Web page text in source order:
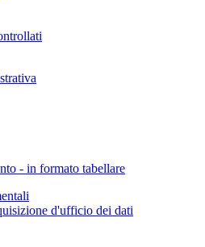
- in formato tabellare
d'ufficio dei dati